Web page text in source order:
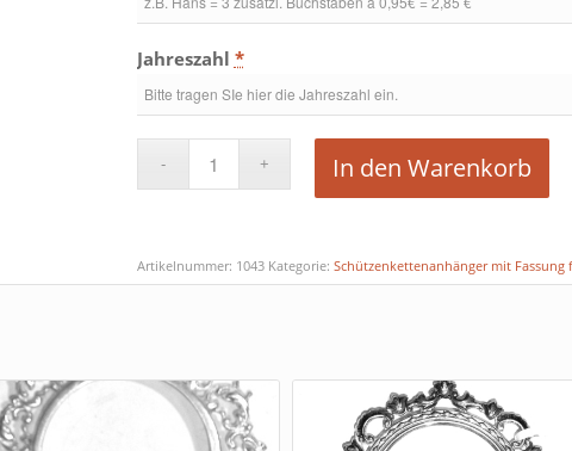
Jahreszahl *
In den Warenkorb
Artikelnummer: 1043 Kategorie: Schützenkettenanhänger mit Fassung